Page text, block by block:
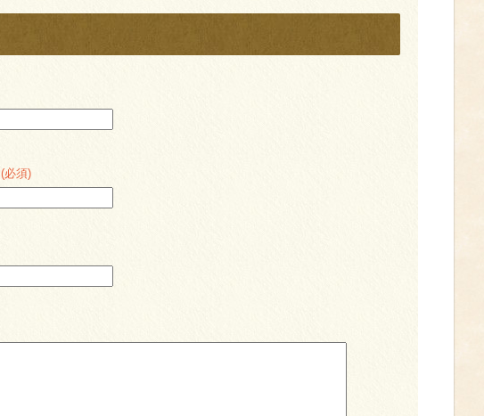
(必須)